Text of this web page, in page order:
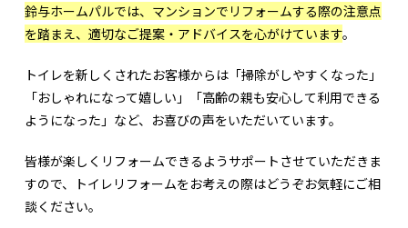
鈴与ホームパルでは、マンションでリフォームする際の注意点
を踏まえ、適切なご提案・アドバイスを心がけています。
トイレを新しくされたお客様からは「掃除がしやすくなった」
「おしゃれになって嬉しい」「高齢の親も安心して利用できる
ようになった」など、お喜びの声をいただいています。
皆様が楽しくリフォームできるようサポートさせていただきま
すので、トイレリフォームをお考えの際はどうぞお気軽にご相
談ください。